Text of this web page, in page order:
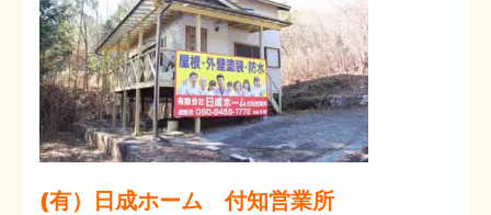
(有）日成ホーム 付知営業所